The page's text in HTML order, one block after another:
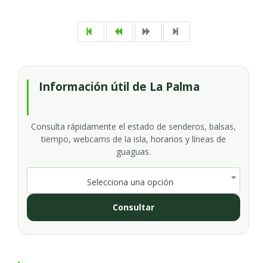
Información útil de La Palma
Consulta rápidamente el estado de senderos, balsas,
tiempo, webcams de la isla, horarios y líneas de
guaguas.
Selecciona una opción
Consultar